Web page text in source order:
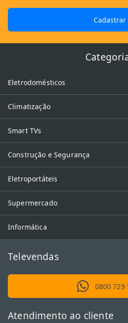
Cadastrar
Eletrodomésticos
Climatização
Smart TVs
Construção e Segurança
Eletroportáteis
Supermercado
Informática
Televendas
0800 729
Atendimento ao cliente